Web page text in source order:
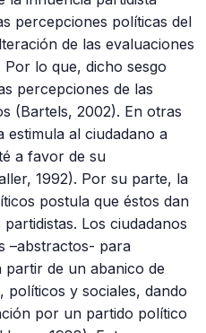
percepciones políticas del
de las evaluaciones
Por lo que, dicho sesgo
percepciones de las
(Bartels, 2002). En otras
estimula al ciudadano a
a favor de su
1992). Por su parte, la
postula que éstos dan
Los ciudadanos
–abstractos- para
de un abanico de
políticos y sociales, dando
por un partido político